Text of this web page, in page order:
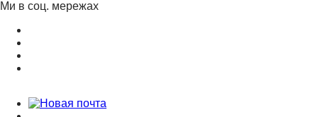
Ми в соц. мережах